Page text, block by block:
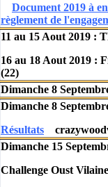
Document 2019 à
règlement de
11 au 15 Aout 2019 :
16 au 18 Aout 2019 :
(22)
Dimanche 8
Dimanche 8
Résultats
Dimanche 15
Challenge Oust